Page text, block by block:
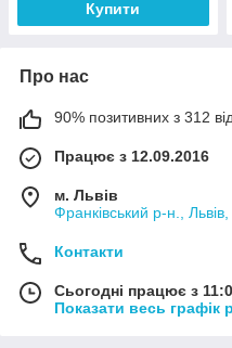
Купити
Про нас
90% позитивних з 312
Працює з 12.09.2016
м. Львів
Франківський р-н., Львів,
Контакти
Сьогодні працює з
Показати весь графік